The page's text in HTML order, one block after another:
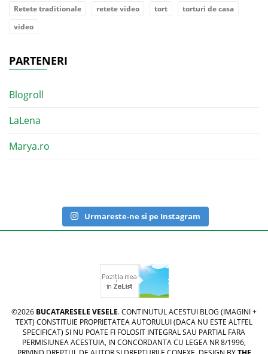
Retete traditionale
retete video tort
torturi de casa
video
PARTENERI
Blogroll
LaLena
Marya.ro
Urmareste-ne si pe Instagram
©2026 BUCATARESELE VESELE. CONTINUTUL ACESTUI BLOG (IMAGINI +
TEXT) CONSTITUIE PROPRIETATEA AUTORULUI (DACA NU ESTE ALTFEL
SPECIFICAT) SI NU POATE FI FOLOSIT INTEGRAL SAU PARTIAL FARA
PERMISIUNEA ACESTUIA, IN CONCORDANTA CU LEGEA NR 8/1996,